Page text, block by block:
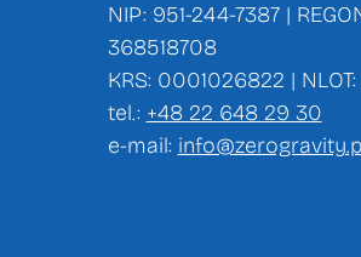
NIP: 951-244-7387 |
368518708
KRS: 0001026822 | NLOT:
tel.: +48 22 648 29 30
e-mail: